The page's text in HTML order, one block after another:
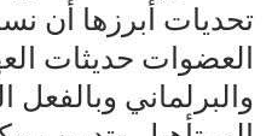
تحديات أبرزها أن
العضوات حديثات
والبرلماني وبالفعل